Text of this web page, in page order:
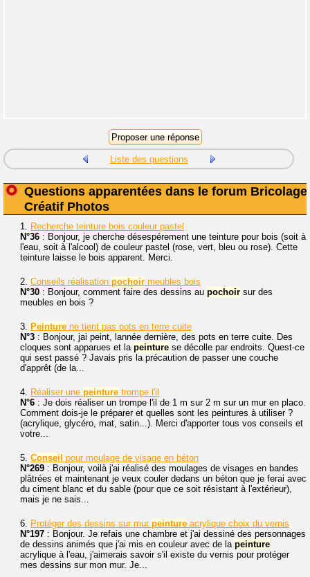
Liste des questions
Questions apparentées dans le forum Bricolage
Créatif Photos
1. Recherche teinture bois couleur pastel
N°36 : Bonjour, je cherche désespérement une teinture pour bois (soit à
l'eau, soit à l'alcool) de couleur pastel (rose, vert, bleu ou rose). Cette
teinture laisse le bois apparent. Merci.
2. Conseils réalisation pochoir meubles bois
N°30 : Bonjour, comment faire des dessins au pochoir sur des
meubles en bois ?
3. Peinture ne tient pas pots en terre cuite
N°3 : Bonjour, jai peint, lannée dernière, des pots en terre cuite. Des
cloques sont apparues et la peinture se décolle par endroits. Quest-ce
qui sest passé ? Javais pris la précaution de passer une couche
d'apprêt (de la...
4. Réaliser une peinture trompe l'il
N°6 : Je dois réaliser un trompe l'il de 1 m sur 2 m sur un mur en placo.
Comment dois-je le préparer et quelles sont les peintures à utiliser ?
(acrylique, glycéro, mat, satin...). Merci d'apporter tous vos conseils et
votre...
5. Conseil pour moulage de visage en béton
N°269 : Bonjour, voilà j'ai réalisé des moulages de visages en bandes
plâtrées et maintenant je veux couler dedans un béton que je ferai avec
du ciment blanc et du sable (pour que ce soit résistant à l'extérieur),
mais je ne sais...
6. Protéger des dessins sur mur peinture acrylique choix du vernis
N°197 : Bonjour. Je refais une chambre et j'ai dessiné des personnages
de dessins animés que j'ai mis en couleur avec de la peinture
acrylique à l'eau, j'aimerais savoir s'il existe du vernis pour protéger
mes dessins sur mon mur. Je...